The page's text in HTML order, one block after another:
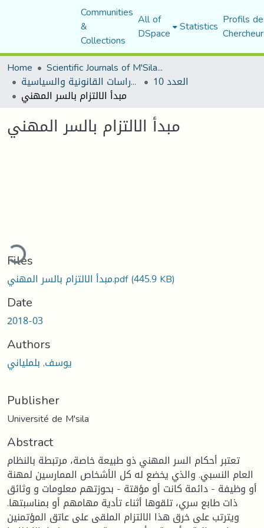
Communities
&
Collections
All of
DSpace Statistics Profils
Home
Scientific Journals of M'Sila University
مجلة الأستاذ الباحث للدراسات القانونية والسياسية العدد 10
مبدأ الالتزام بالسر المهني
مبدأ الالتزام بالسر المهني
Files
مبدأ الالتزام بالسر المهني.pdf(445.9 KB)
Date
2018-03
Authors
يوسف, بلملياني
Publisher
Université de M'sila
Abstract
تعتبر أحكام السر المهني ذو طبيعة خاصة، مرتبطة بالنظام
العام النسبي. والذي يخضع له كل الأشخاص الممارسين لمهنة
أو وظيفة - دائمة كانت أو مؤقتة - بحوزتهم معلومات و وثائق
ذات طابع سري، تلقوها أثناء تأدية مهامهم أو بمناسبتها.
ويترتب على خرق هذا الالتزام الملقى على عاتق المؤتمنين